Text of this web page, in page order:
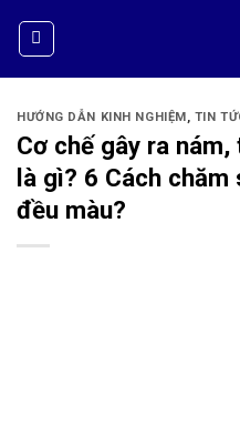
HƯỚNG DẪN KINH NGHIỆM, TIN
Cơ chế gây ra
là gì? 6 Cách
đều màu?